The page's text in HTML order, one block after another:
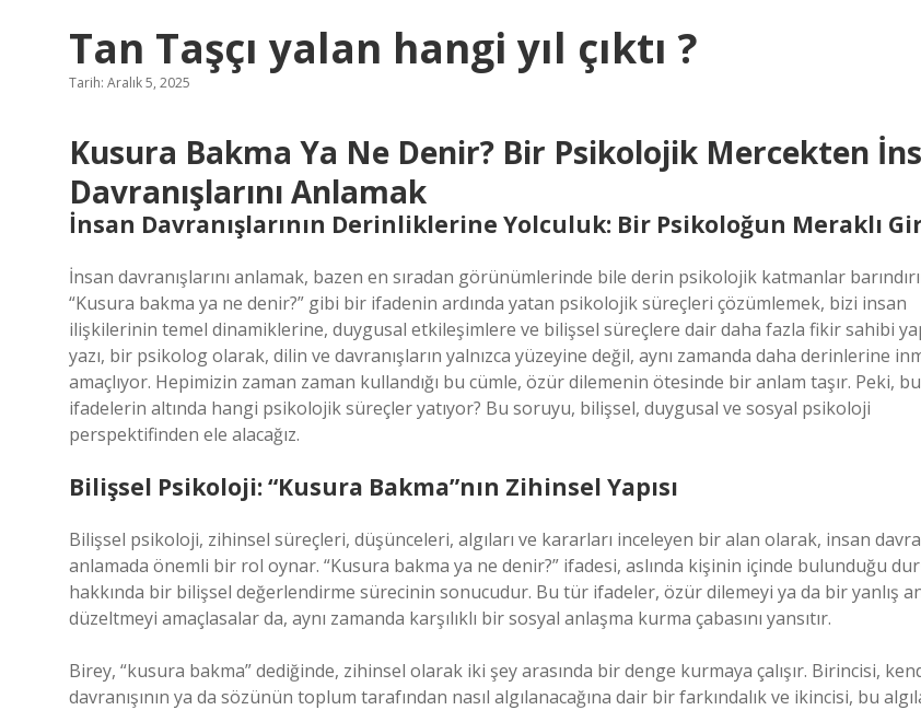
Tan Taşçı yalan hangi yıl çıktı ?
Tarih: Aralık 5, 2025
Kusura Bakma Ya Ne Denir? Bir Psikolojik Mercekten
Davranışlarını Anlamak
İnsan Davranışlarının Derinliklerine Yolculuk: Bir Psikoloğun Meraklı
İnsan davranışlarını anlamak, bazen en sıradan görünümlerinde bile derin psikolojik katmanlar
“Kusura bakma ya ne denir?” gibi bir ifadenin ardında yatan psikolojik süreçleri çözümlemek, bizi insan
ilişkilerinin temel dinamiklerine, duygusal etkileşimlere ve bilişsel süreçlere dair daha fazla fikir sahibi
yazı, bir psikolog olarak, dilin ve davranışların yalnızca yüzeyine değil, aynı zamanda daha derinlerine
amaçlıyor. Hepimizin zaman zaman kullandığı bu cümle, özür dilemenin ötesinde bir anlam taşır. Peki,
ifadelerin altında hangi psikolojik süreçler yatıyor? Bu soruyu, bilişsel, duygusal ve sosyal psikoloji
perspektifinden ele alacağız.
Bilişsel Psikoloji: “Kusura Bakma”nın Zihinsel Yapısı
Bilişsel psikoloji, zihinsel süreçleri, düşünceleri, algıları ve kararları inceleyen bir alan olarak, insan
anlamada önemli bir rol oynar. “Kusura bakma ya ne denir?” ifadesi, aslında kişinin içinde bulunduğu
hakkında bir bilişsel değerlendirme sürecinin sonucudur. Bu tür ifadeler, özür dilemeyi ya da bir yanlış
düzeltmeyi amaçlasalar da, aynı zamanda karşılıklı bir sosyal anlaşma kurma çabasını yansıtır.
Birey, “kusura bakma” dediğinde, zihinsel olarak iki şey arasında bir denge kurmaya çalışır. Birincisi,
davranışının ya da sözünün toplum tarafından nasıl algılanacağına dair bir farkındalık ve ikincisi, bu